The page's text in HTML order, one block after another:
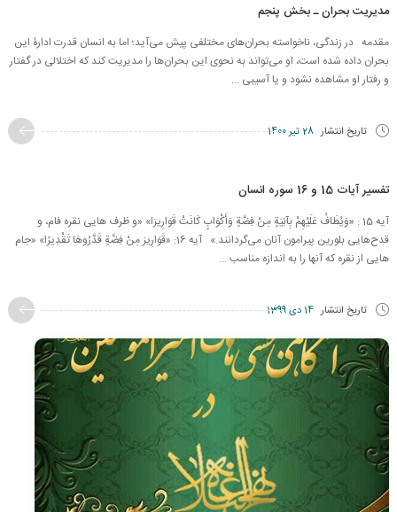
مدیریت بحران ـ بخش پنجم
مقدمه در زندگی، ناخواسته بحران‌های مختلفی پیش می‌آید؛ اما به انسان قدرت ادارۀ این
بحران داده شده است، او می‌تواند به نحوی این بحران‌ها را مدیریت کند که اختلالی در گفتار
و رفتار او مشاهده نشود و یا آسیبی ...
تاریخ انتشار 28 تیر 1400
تفسیر آیات 15 و 16 سوره انسان
آیه 15 : «وَيُطَافُ عَلَيْهِمْ بِآنِيَةٍ مِنْ فِضَّةٍ وَأَكْوَابٍ كَانَتْ قَوَارِيرَا» «و ظرف هایی نقره فام، و
قدح‌هایی بلورین پیرامون آنان می‌گردانند.» آیه 16: «قَوَارِيرَ مِنْ فِضَّةٍ قَدَّرُوهَا تَقْدِيرًا» «جام
هایی از نقره که آنها را به اندازه مناسب ...
تاریخ انتشار 14 دی 1399